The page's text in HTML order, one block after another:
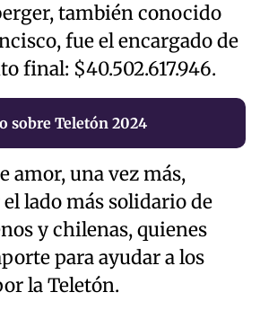
también conocido
fue el encargado de
final: $40.502.617.946.
sobre Teletón 2024
amor, una vez más,
lado más solidario de
y chilenas, quienes
para ayudar a los
la Teletón.